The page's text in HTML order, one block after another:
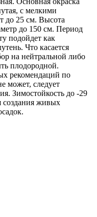
с мелкими
до 25 см. Высота
до 150 см. Период
подойдет как
Что касается
на нейтральной либо
плодородной.
рекомендаций по
может, следует
Зимостойкость до -29
создания живых